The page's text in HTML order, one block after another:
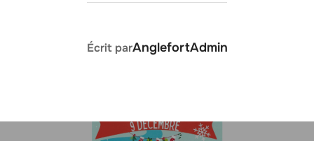
AUTEUR DE LA PUBLICATION
Écrit parAnglefortAdmin